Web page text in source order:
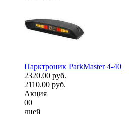
Парктроник ParkMaster 4-40
2320.00 руб.
2110.00 руб.
Акция
00
дней